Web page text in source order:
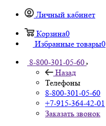
Личный кабинет
Корзина0
Избранные товары0
8-800-301-05-60
Назад
Телефоны
8-800-301-05-60
+7-915-364-42-01
Заказать звонок